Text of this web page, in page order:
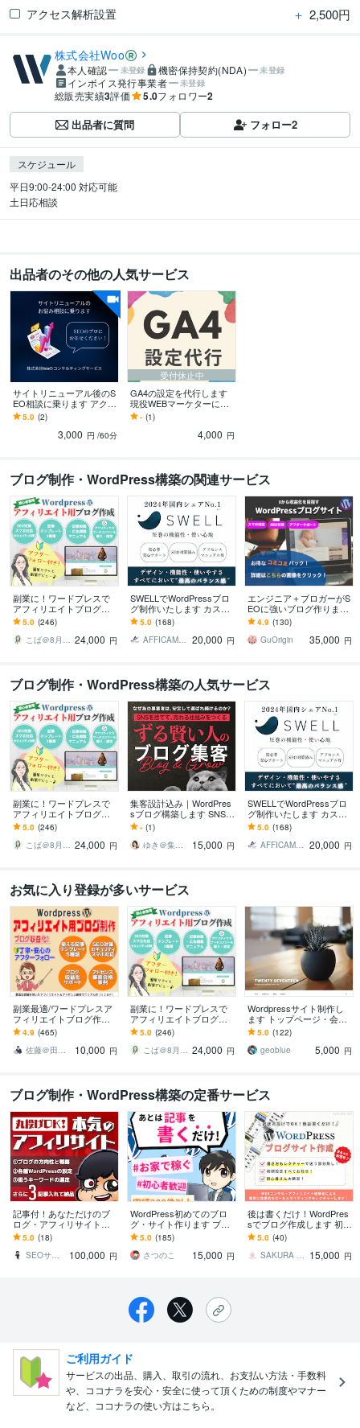
アクセス解析設置 ＋ 2,500円
株式会社Woo
本人確認 未登録 機密保持契約(NDA) 未登録
インボイス発行事業者 未登録
総販売実績3評価 5.0フォロワー2
出品者に質問 フォロー2
スケジュール
平日9:00-24:00 対応可能
土日応相談
出品者のその他の人気サービス
サイトリニューアル後のS
EO相談に乗ります アクセ
ス数や検索順位の下落に
お悩みの方
5.0 (2)
3,000 円 /60分
受付休止中
GA4の設定を代行します
現役WEBマーケターにお
任せください
- (1)
4,000 円
ブログ制作・WordPress構築の関連サービス
副業に！ワードプレスで
アフィリエイトブログ作
ります SEO対策済・アド
センス対応・有料テーマ
カスタマイズもOK
5.0 (246)
こば＠8月7日～8月16日夏季休業 24,000 円
SWELLでWordPressブロ
グ制作いたします カスタ
マイズ途中の方も対応さ
せていただきます！
5.0 (168)
AFFICAMP ブログ・HP制作 20,000 円
エンジニア＋ブロガーがS
EOに強いブログ作ります
ブログを収益化したい向
け。【高品質・アドセン
ス対策も◎】
4.9 (130)
GuOrigin
35,000 円
ブログ制作・WordPress構築の人気サービス
副業に！ワードプレスで
アフィリエイトブログ作
ります SEO対策済・アド
センス対応・有料テーマ
カスタマイズもOK
5.0 (246)
こば＠8月7日～8月16日夏季休業 24,000 円
集客設計込み｜WordPres
sブログ構築します SNS・
広告不要！ずる賢い集客
の仕組みを作ります
- (1)
ゆき＠集客設計ホームページ制作
15,000 円
SWELLでWordPressブロ
グ制作いたします カスタ
マイズ途中の方も対応さ
せていただきます！
5.0 (168)
AFFICAMP ブログ・HP制作 20,000 円
お気に入り登録が多いサービス
副業最適/ワードプレスア
フィリエイトブログ作り
ます SEO対策/アドセン
ス/アフィリエイト対応/納
品後すぐ使える
4.9 (465)
佐藤＠田舎生活ブロガー
10,000 円
副業に！ワードプレスで
アフィリエイトブログ作
ります SEO対策済・アド
センス対応・有料テーマ
カスタマイズもOK
5.0 (246)
こば＠8月7日～8月16日夏季休業 24,000 円
Wordpressサイト制作し
ます トップページ・会社
概要・お問い合わせフォ
ームの各ページ
5.0 (122)
geoblue
5,000 円
ブログ制作・WordPress構築の定番サービス
記事付！あなただけのブ
ログ・アフィリサイト作
ります 必要な設定と3記事
入れてお渡しするので後
は記事を書くだけ！
5.0 (18)
SEOサイボーグ
100,000 円
WordPress初めてのブロ
グ・サイト作ります ブロ
グ開設丸投げOK！納品時
ビデオチャットレクチャ
ー大好評！
5.0 (185)
さつのこ
15,000 円
後は書くだけ！WordPres
sでブログ作成します 初期
設定丸々込！集客効果の
ある文章レクチャーまで
行います。
5.0 (40)
SAKURA INT 15,000 円
ご利用ガイド
サービスの出品、購入、取引の流れ、お支払い方法・手数料
や、ココナラを安心・安全に使って頂くための制度やマナー
など、ココナラの使い方はこちら。